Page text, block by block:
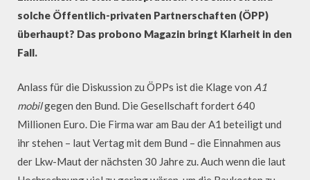
solche Öffentlich-privaten Partnerschaften (ÖPP)
überhaupt? Das probono Magazin bringt Klarheit in den
Fall.
Anlass für die Diskussion zu ÖPPs ist die Klage von A1
mobilgegen den Bund. Die Gesellschaft fordert 640
Millionen Euro. Die Firma war am Bau der A1 beteiligt und
ihr stehen – laut Vertag mit dem Bund – die Einnahmen aus
der Lkw-Maut der nächsten 30 Jahre zu. Auch wenn die laut